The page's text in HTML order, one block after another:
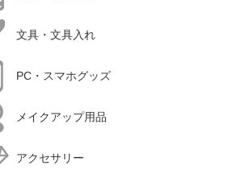
文具・文具入れ
PC・スマホグッズ
メイクアップ用品
アクセサリー